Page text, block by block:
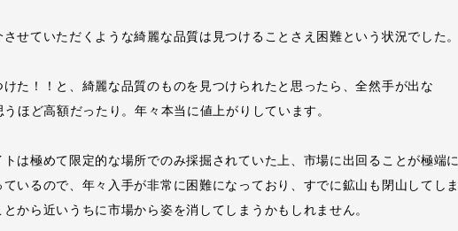
せていただくような綺麗な品質は見つけることさえ困難という状況でした。
けた！！と、綺麗な品質のものを見つけられたと思ったら、全然手が出な
うほど高額だったり。年々本当に値上がりしています。
トは極めて限定的な場所でのみ採掘されていた上、市場に出回ることが極端に
ているので、年々入手が非常に困難になっており、すでに鉱山も閉山してしま
とから近いうちに市場から姿を消してしまうかもしれません。